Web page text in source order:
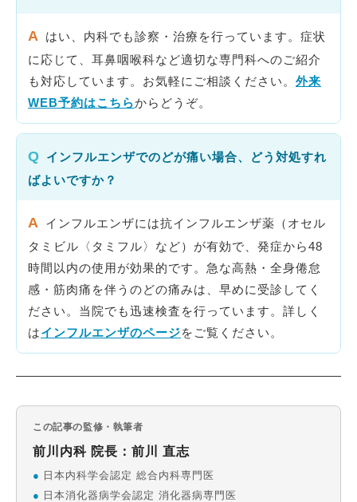
A
はい、内科でも診察・治療を行っています。症状
に応じて、耳鼻咽喉科など適切な専門科へのご紹介
も対応しています。お気軽にご相談ください。 外来
WEB予約はこちらからどうぞ。
Q インフルエンザでのどが痛い場合、どう対処すれ
ばよいですか？
A
インフルエンザには抗インフルエンザ薬（オセル
タミビル〈タミフル〉など）が有効で、発症から48
時間以内の使用が効果的です。急な高熱・全身倦怠
感・筋肉痛を伴うのどの痛みは、早めに受診してく
ださい。当院でも迅速検査を行っています。詳しく
はインフルエンザのページをご覧ください。
この記事の監修・執筆者
前川内科 院長：前川 直志
● 日本内科学会認定 総合内科専門医
● 日本消化器病学会認定 消化器病専門医